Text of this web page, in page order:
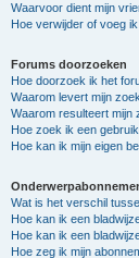
Waarvoor dient mijn
Hoe verwijder of voeg
Forums doorzoeken
Hoe doorzoek ik het
Waarom levert mijn
Waarom resulteert mijn
Hoe zoek ik een
Hoe kan ik mijn eigen
Wat is het verschil
Hoe kan ik een
Hoe kan ik een
Hoe zeg ik mijn